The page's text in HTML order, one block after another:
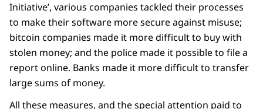
Initiative’, various companies tackled their processes
to make their software more secure against misuse;
bitcoin companies made it more difficult to buy with
stolen money; and the police made it possible to file a
report online. Banks made it more difficult to transfer
large sums of money.
All these measures, and the special attention paid to